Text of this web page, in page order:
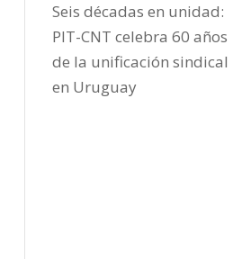
Seis décadas en unidad:
PIT-CNT celebra 60 años
de la unificación sindical
en Uruguay